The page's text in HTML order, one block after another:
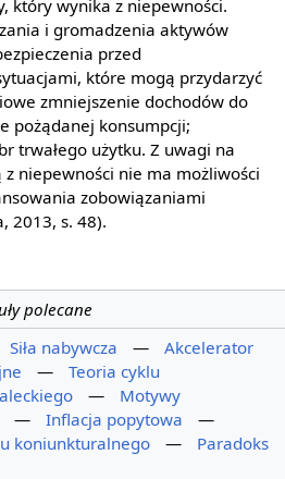
który wynika z niepewności.
i gromadzenia aktywów
przed
które mogą przydarzyć
zmniejszenie dochodów do
pożądanej konsumpcji;
trwałego użytku. Z uwagi na
niepewności nie ma możliwości
zobowiązaniami
2013, s. 48).
polecane
Siła nabywcza —
Akcelerator
—
Teoria cyklu
—
Motywy
— Inflacja popytowa
—
koniunkturalnego
—
Paradoks